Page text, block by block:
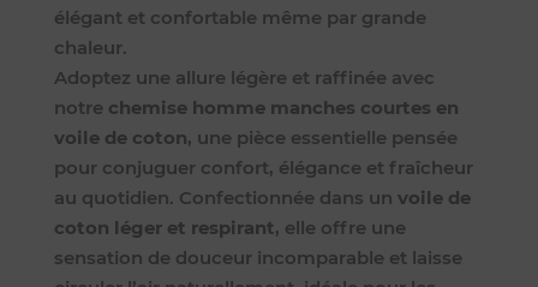
élégant et confortable même par grande
chaleur.
Adoptez une allure légère et raffinée avec
notre chemise homme manches courtes en
voile de coton, une pièce essentielle pensée
pour conjuguer confort, élégance et fraîcheur
au quotidien. Confectionnée dans un voile de
coton léger et respirant, elle offre une
sensation de douceur incomparable et laisse